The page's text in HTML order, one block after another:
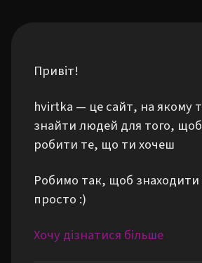
Привіт!
hvirtka — це сайт, на якому
знайти людей для того,
робити те, що ти хочеш
Робимо так, щоб знаходити
просто :)
Хочу дізнатися більше